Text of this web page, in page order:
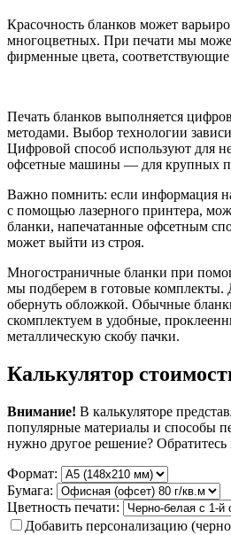
Красочность бланков может
многоцветных. При печати мы
фирменные цвета, соответствующие
Печать бланков выполняется
методами. Выбор технологии
Цифровой способ используют для
офсетные машины — для крупных
Важно помнить: если информация
с помощью лазерного принтера,
бланки, напечатанные офсетным
может выйти из строя.
Многостраничные бланки при
мы подберем в готовые
обернуть обложкой. Обычные
скомплектуем в удобные,
металлическую скобу пачки.
Калькулятор
Внимание! В калькуляторе
популярные материалы и способы
нужно другое решение?
Формат:
Бумага:
Цветность печати:
Добавить персонализацию